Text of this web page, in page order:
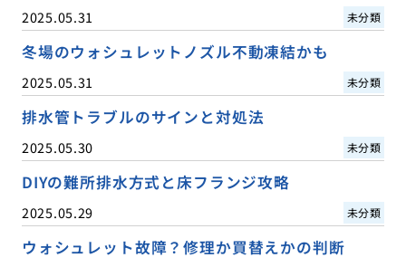
2025.05.31 未分類
冬場のウォシュレットノズル不動凍結かも
2025.05.31 未分類
排水管トラブルのサインと対処法
2025.05.30 未分類
DIYの難所排水方式と床フランジ攻略
2025.05.29 未分類
ウォシュレット故障？修理か買替えかの判断